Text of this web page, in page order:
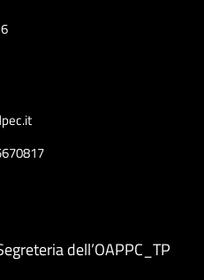
dell’OAPPC_TP